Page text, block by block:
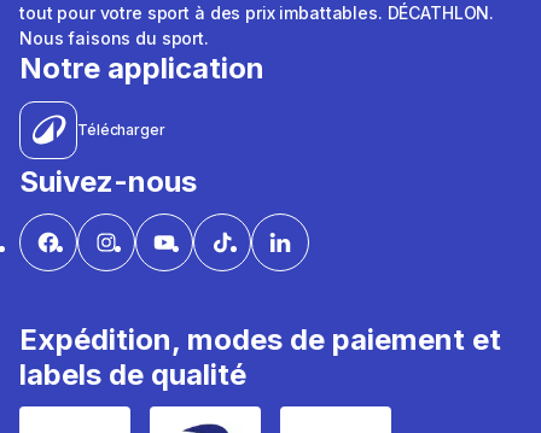
tout pour votre sport à des prix imbattables. DÉCATHLON.
Nous faisons du sport.
Notre application
Télécharger
Suivez-nous
Expédition, modes de paiement et
labels de qualité